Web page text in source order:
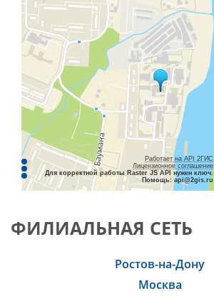
Работает на API 2ГИС
Лицензионное соглашение
Для корректной работы Raster JS API нужен ключ.
Помощь: api@2gis.ru
ФИЛИАЛЬНАЯ СЕТЬ
Ростов-на-Дону
Москва